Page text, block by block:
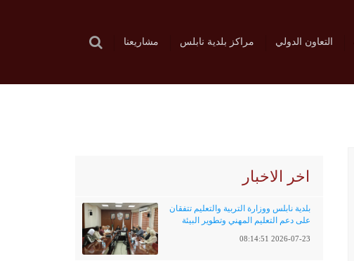
التعاون الدولي مراكز بلدية نابلس مشاريعنا
اخر الاخبار
بلدية نابلس ووزارة التربية والتعليم تتفقان
على دعم التعليم المهني وتطوير البيئة
2026-07-23 08:14:51